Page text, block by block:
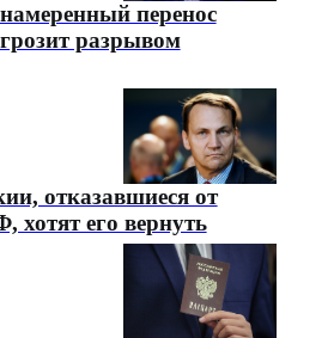
перенос
разрывом
отказавшиеся от
хотят его вернуть